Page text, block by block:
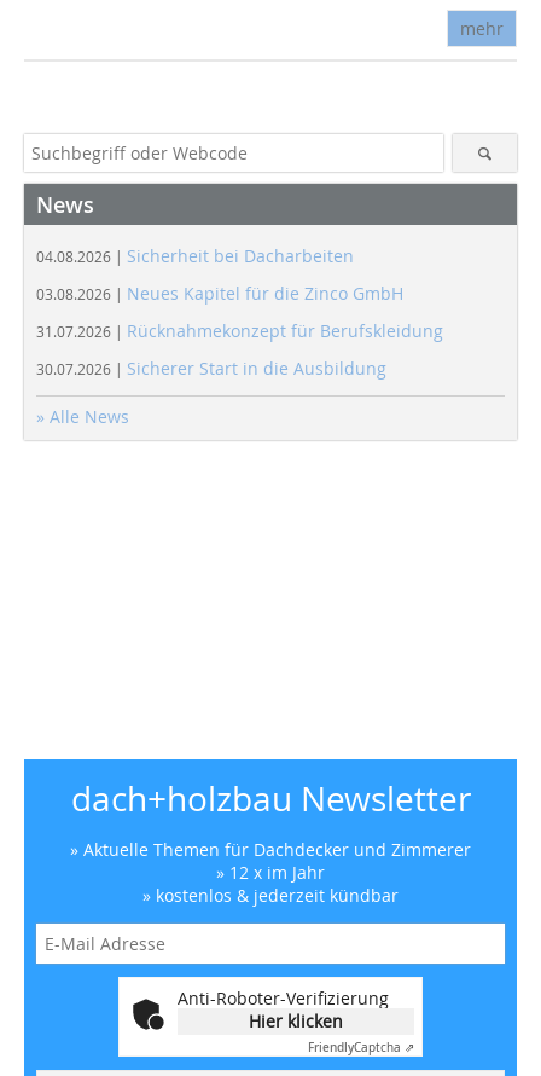
mehr
News
04.08.2026 | Sicherheit bei Dacharbeiten
03.08.2026 | Neues Kapitel für die Zinco GmbH
31.07.2026 | Rücknahmekonzept für Berufskleidung
30.07.2026 | Sicherer Start in die Ausbildung
» Alle News
dach+holzbau Newsletter
» Aktuelle Themen für Dachdecker und Zimmerer
» 12 x im Jahr
» kostenlos & jederzeit kündbar
Anti-Roboter-Verifizierung
Hier klicken
FriendlyCaptcha ⇗